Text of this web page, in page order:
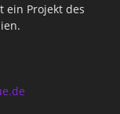
ein Projekt des